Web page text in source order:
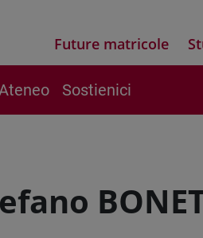
Future matricole
Sostienici